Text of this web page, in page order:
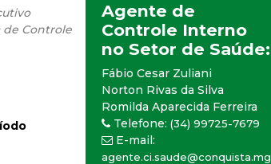
de Controle
Agente de
Controle Interno
no Setor de Saúde:
Fábio Cesar Zuliani
Norton Rivas da Silva
Romilda Aparecida Ferreira
Telefone: (34) 99725-7679
E-mail:
agente.ci.saude@conquista.mg